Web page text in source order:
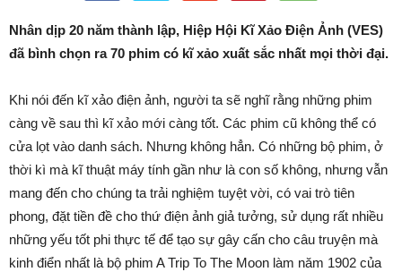
Nhân dịp 20 năm thành lập, Hiệp Hội Kĩ Xảo Điện Ảnh (VES)
đã bình chọn ra 70 phim có kĩ xảo xuất sắc nhất mọi thời đại.
Khi nói đến kĩ xảo điện ảnh, người ta sẽ nghĩ rằng những phim
càng về sau thì kĩ xảo mới càng tốt. Các phim cũ không thể có
cửa lọt vào danh sách. Nhưng không hẳn. Có những bộ phim, ở
thời kì mà kĩ thuật máy tính gần như là con số không, nhưng vẫn
mang đến cho chúng ta trải nghiệm tuyệt vời, có vai trò tiên
phong, đặt tiền đề cho thứ điện ảnh giả tưởng, sử dụng rất nhiều
những yếu tốt phi thực tế để tạo sự gây cấn cho câu truyện mà
kinh điển nhất là bộ phim A Trip To The Moon làm năm 1902 của